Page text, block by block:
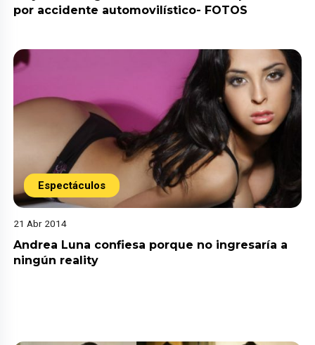
por accidente automovilístico- FOTOS
Espectáculos
21 Abr 2014
Andrea Luna confiesa porque no ingresaría a
ningún reality